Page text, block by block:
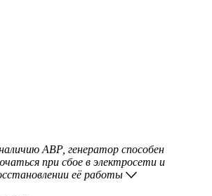
АВР, генератор способен
при сбое в электросети и
её работы